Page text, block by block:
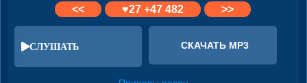
<<
♥27 +47 482 >>
СЛУШАТЬ СКАЧАТЬ MP3